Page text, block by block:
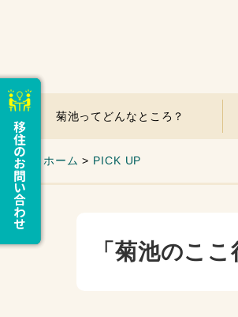
菊池ってどんなところ？
ホーム > PICK UP
「菊池のこ